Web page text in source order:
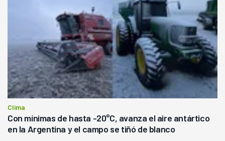
Clima
Con mínimas de hasta -20°C, avanza el aire antártico
en la Argentina y el campo se tiñó de blanco